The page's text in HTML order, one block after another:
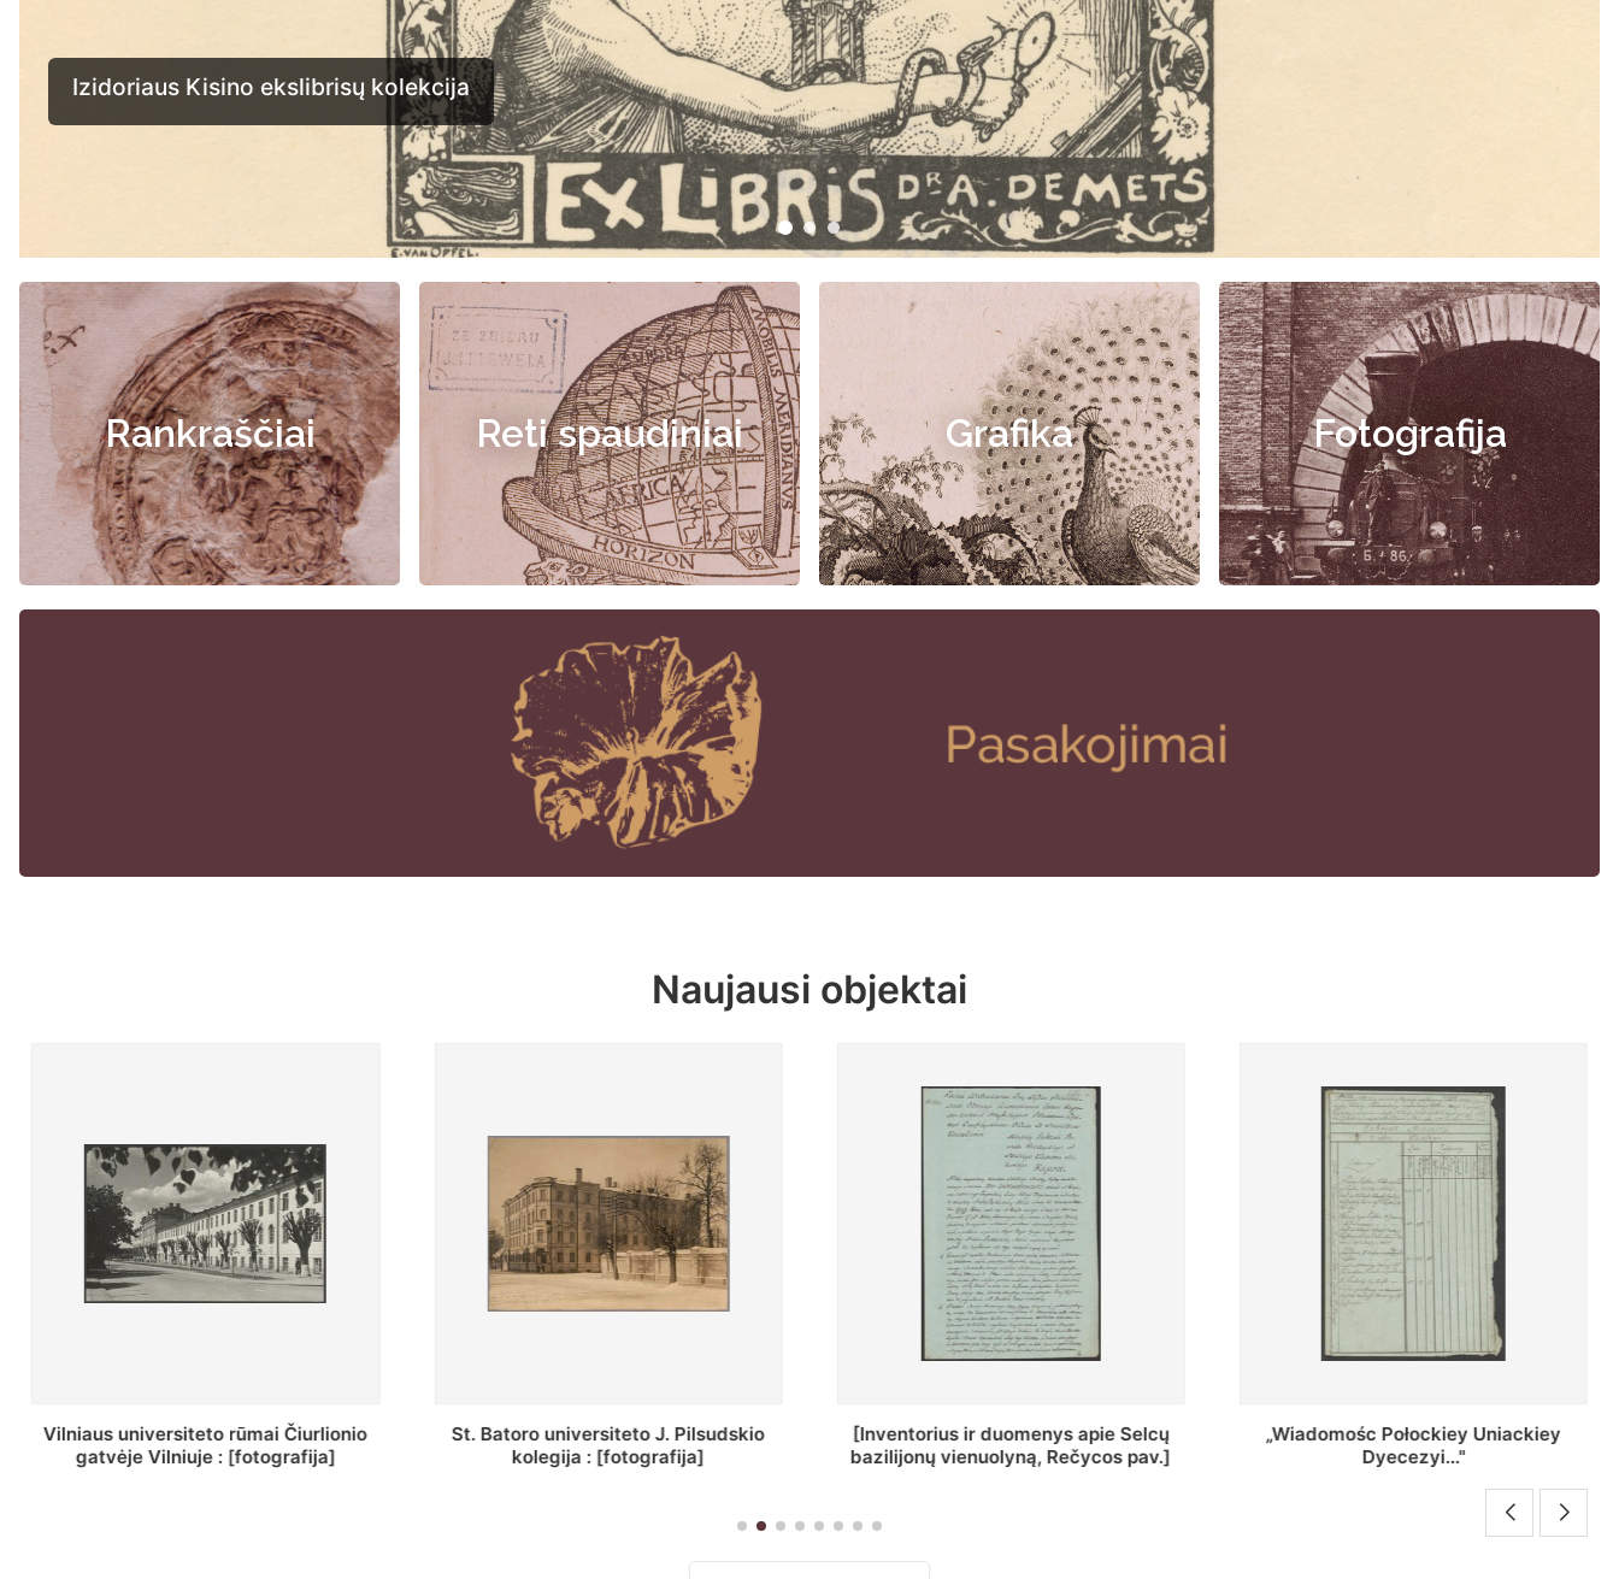
Rankraščiai Reti spaudiniai Grafika Fotografija
Naujausi objektai
St. Batoro universiteto J. Pilsudskio
kolegija : [fotografija]
[Inventorius ir duomenys apie Selcų
bazilijonų vienuolyną, Rečycos pav.]
„Wiadomośc Połockiey Uniackiey
Dyecezyi..."
Regestr Parochow Dekanatu
Brzeskiego